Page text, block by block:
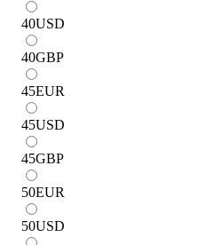
40USD
40GBP
45EUR
45USD
45GBP
50EUR
50USD